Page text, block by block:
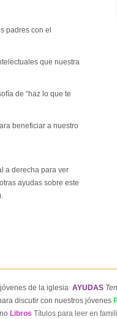
padres con el
que nuestra
de “haz lo que te
beneficiar a nuestro
a derecha para ver
ayudas sobre este
jóvenes de la iglesiaAYUDAS
discutir con nuestros jóvenes
LibrosTítulos para leer en